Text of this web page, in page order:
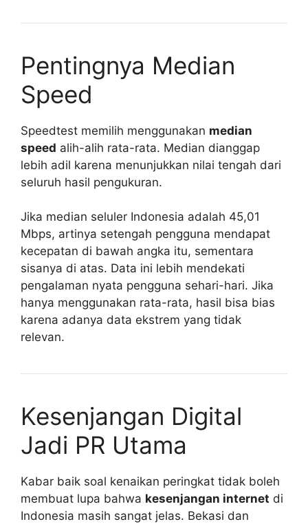
Pentingnya Median
Speed
Speedtest memilih menggunakan median
speed alih-alih rata-rata. Median dianggap
lebih adil karena menunjukkan nilai tengah dari
seluruh hasil pengukuran.
Jika median seluler Indonesia adalah 45,01
Mbps, artinya setengah pengguna mendapat
kecepatan di bawah angka itu, sementara
sisanya di atas. Data ini lebih mendekati
pengalaman nyata pengguna sehari-hari. Jika
hanya menggunakan rata-rata, hasil bisa bias
karena adanya data ekstrem yang tidak
relevan.
Kesenjangan Digital
Jadi PR Utama
Kabar baik soal kenaikan peringkat tidak boleh
membuat lupa bahwa kesenjangan internet di
Indonesia masih sangat jelas. Bekasi dan